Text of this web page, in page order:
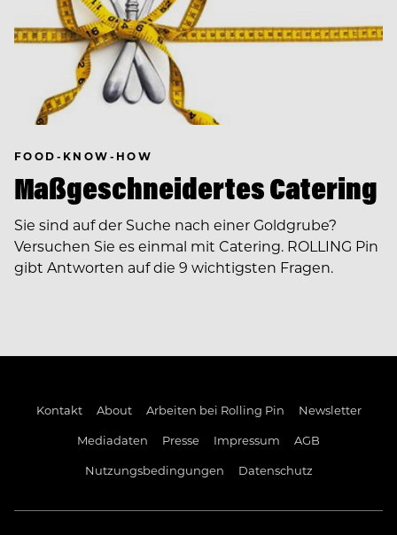
FOOD-KNOW-HOW
Maßgeschneidertes Catering
Sie sind auf der Suche nach einer Goldgrube?
Versuchen Sie es einmal mit Catering. ROLLING Pin
gibt Antworten auf die 9 wichtigsten Fragen.
Kontakt About Arbeiten bei Rolling Pin
Newsletter
Mediadaten
Presse Impressum
AGB
Nutzungsbedingungen
Datenschutz